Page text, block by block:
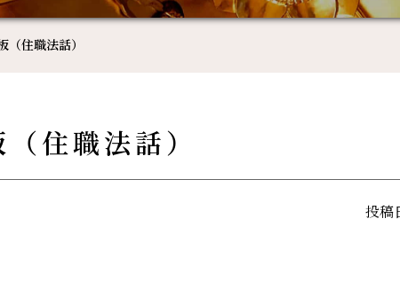
（住職法話）
住職法話）
投稿